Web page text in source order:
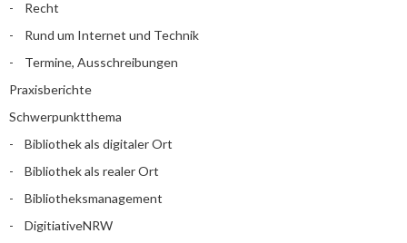
Recht
Rund um Internet und Technik
Termine, Ausschreibungen
Praxisberichte
Schwerpunktthema
Bibliothek als digitaler Ort
Bibliothek als realer Ort
Bibliotheksmanagement
DigitiativeNRW